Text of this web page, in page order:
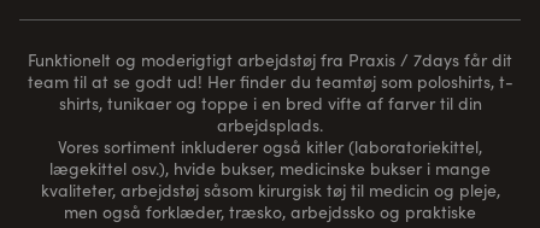
Funktionelt og moderigtigt arbejdstøj fra Praxis / 7days får dit
team til at se godt ud! Her finder du teamtøj som poloshirts, t-
shirts, tunikaer og toppe i en bred vifte af farver til din
arbejdsplads.
Vores sortiment inkluderer også kitler (laboratoriekittel,
lægekittel osv.), hvide bukser, medicinske bukser i mange
kvaliteter, arbejdstøj såsom kirurgisk tøj til medicin og pleje,
men også forklæder, træsko, arbejdssko og praktiske